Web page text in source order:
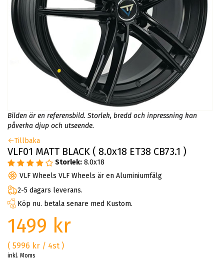
Bilden är en referensbild. Storlek, bredd och inpressning kan
påverka djup och utseende.
Tillbaka
VLF01 MATT BLACK ( 8.0x18 ET38 CB73.1 )
Storlek: 8.0x18
VLF Wheels VLF Wheels är en Aluminiumfälg
2-5 dagars leverans.
Köp nu. betala senare med Kustom.
1499 kr
( 5996 kr / 4st )
inkl. Moms